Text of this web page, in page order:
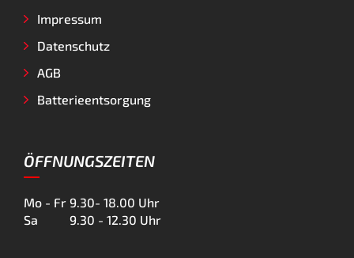
Impressum
Datenschutz
AGB
Batterieentsorgung
ÖFFNUNGSZEITEN
Mo - Fr 9.30- 18.00 Uhr
Sa
9.30 - 12.30 Uhr